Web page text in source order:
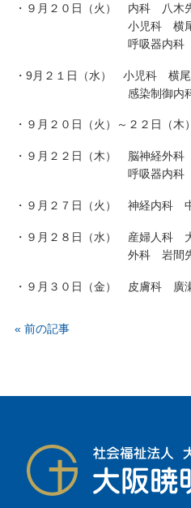
・９月２０日（火） 内科 八
小児科 横尾先
呼吸器内科 朴
・9月２１日（水） 小児科 横
感染制御内科 今
・９月２０日（火）～２２日（
・９月２２日（木） 脳神経外
呼吸器内科 朴
・９月２７日（火） 神経内科
・９月２８日（水） 産婦人科
外科 岩間先生
・９月３０日（金） 皮膚科 廣
« 前の記事